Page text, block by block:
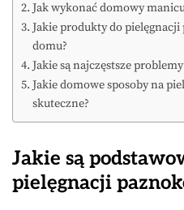
Jak wykonać domowy
Jakie produkty do
domu?
Jakie są najczęstsze
Jakie domowe sposoby na
skuteczne?
Jakie są
pielęgnacji